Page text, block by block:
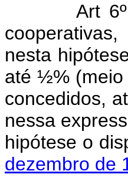
Art
nesta
até ½% (meio
concedidos,
nessa
hipótese o
dezembro de